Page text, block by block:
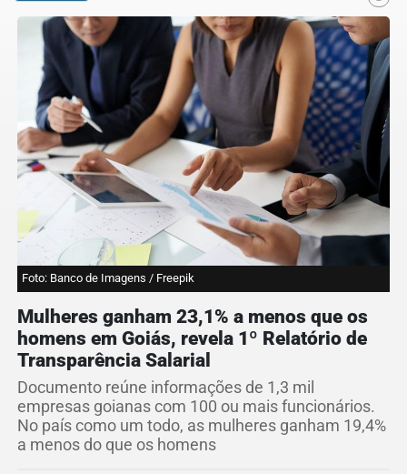
Foto: Banco de Imagens / Freepik
Mulheres ganham 23,1% a menos que os
homens em Goiás, revela 1º Relatório de
Transparência Salarial
Documento reúne informações de 1,3 mil
empresas goianas com 100 ou mais funcionários.
No país como um todo, as mulheres ganham 19,4%
a menos do que os homens